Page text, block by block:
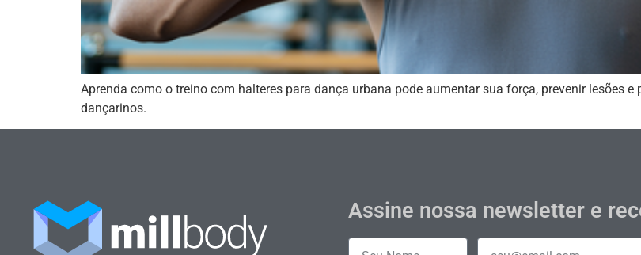
Aprenda como o treino com halteres para dança urbana pode aumentar sua força, prevenir lesões
dançarinos.
Assine nossa newsletter e